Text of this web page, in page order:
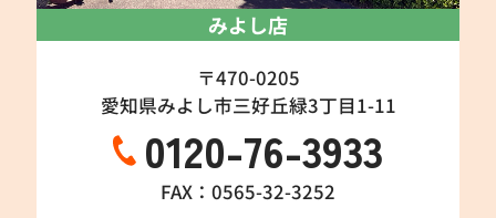
みよし店
〒470-0205
愛知県みよし市三好丘緑3丁目1-11
0120-76-3933
FAX：0565-32-3252